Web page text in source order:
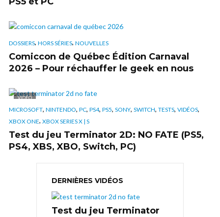
DOSSIERS, HORS SÉRIES, NOUVELLES
Comiccon de Québec Édition Carnaval
2026 – Pour réchauffer le geek en nous
VIDÉO
MICROSOFT, NINTENDO, PC, PS4, PS5, SONY, SWITCH, TESTS, VIDÉOS,
XBOX ONE, XBOX SERIES X | S
Test du jeu Terminator 2D: NO FATE (PS5,
PS4, XBS, XBO, Switch, PC)
DERNIÈRES VIDÉOS
Test du jeu Terminator